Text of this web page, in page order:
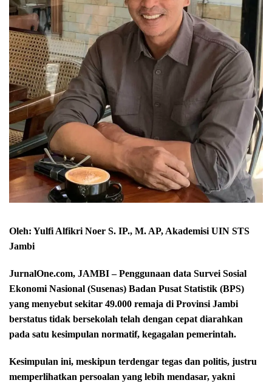
Oleh: Yulfi Alfikri Noer S. IP., M. AP, Akademisi UIN STS
Jambi
JurnalOne.com, JAMBI – Penggunaan data Survei Sosial
Ekonomi Nasional (Susenas) Badan Pusat Statistik (BPS)
yang menyebut sekitar 49.000 remaja di Provinsi Jambi
berstatus tidak bersekolah telah dengan cepat diarahkan
pada satu kesimpulan normatif, kegagalan pemerintah.
Kesimpulan ini, meskipun terdengar tegas dan politis, justru
memperlihatkan persoalan yang lebih mendasar, yakni